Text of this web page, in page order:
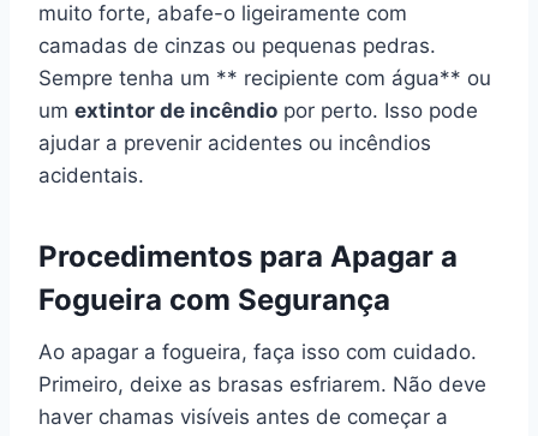
muito forte, abafe-o ligeiramente com
camadas de cinzas ou pequenas pedras.
Sempre tenha um ** recipiente com água** ou
um extintor de incêndio por perto. Isso pode
ajudar a prevenir acidentes ou incêndios
acidentais.
Procedimentos para Apagar a
Fogueira com Segurança
Ao apagar a fogueira, faça isso com cuidado.
Primeiro, deixe as brasas esfriarem. Não deve
haver chamas visíveis antes de começar a